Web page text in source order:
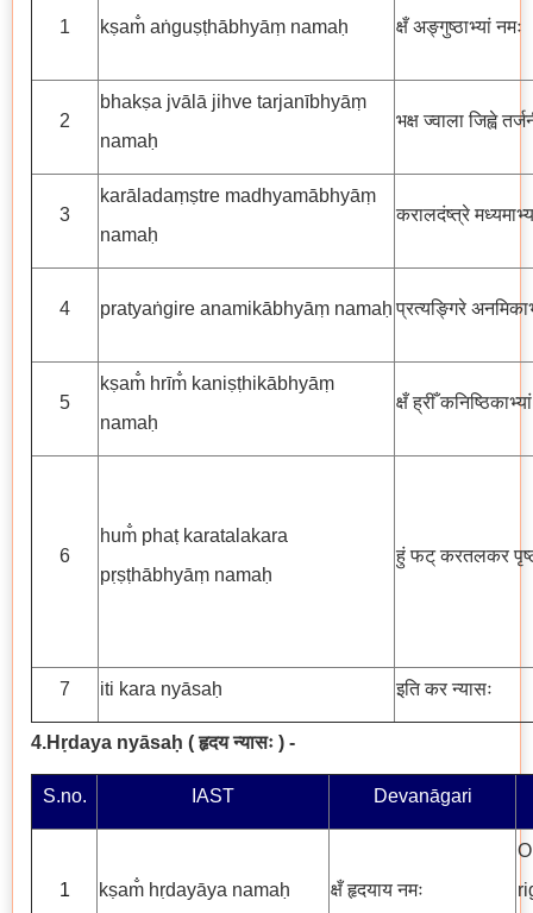
1 kṣam̐ aṅguṣṭhābhyāṃ namaḥ क्षँ अङ्गुष्ठाभ्यां नमः
2
bhakṣa jvālā jihve tarjanībhyāṃ
namaḥ
भक्ष ज्वाला जिह्वे
3
karāladaṃṣtre madhyamābhyāṃ
namaḥ
करालदंष्त्रे
4 pratyaṅgire anamikābhyāṃ namaḥ प्रत्यङ्गिरे
5
kṣam̐ hrīm̐ kaniṣṭhikābhyāṃ
namaḥ
क्षँ ह्रीँ
6
hum̐ phaṭ karatalakara
pṛṣṭhābhyāṃ namaḥ
हुं फट् करतलकर
7 iti kara nyāsaḥ इति कर न्यासः
4.Hṛdaya nyāsaḥ ( हृदय न्यासः ) -
S.no. IAST Devanāgari
1 kṣam̐ hṛdayāya namaḥ क्षँ हृदयाय नमः